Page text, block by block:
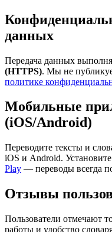
данных
Передача данных
(HTTPS). Мы не
политике
Мобильные
(iOS/Android)
Переводите тексты и
iOS и Android.
Play — переводы всегда
Отзывы
Пользователи отмечают
работы и удобство